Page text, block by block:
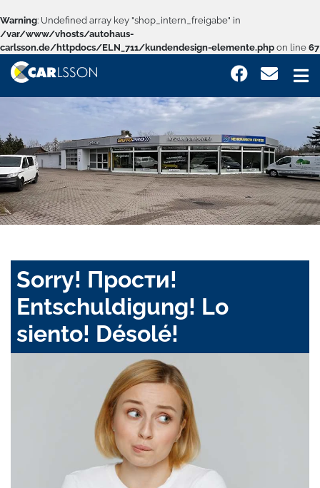
Warning: Undefined array key "shop_intern_freigabe" in
/var/www/vhosts/autohaus-
carlsson.de/httpdocs/ELN_711/kundendesign-elemente.php on line 67
Sorry! Прости!
Entschuldigung! Lo
siento! Désolé!